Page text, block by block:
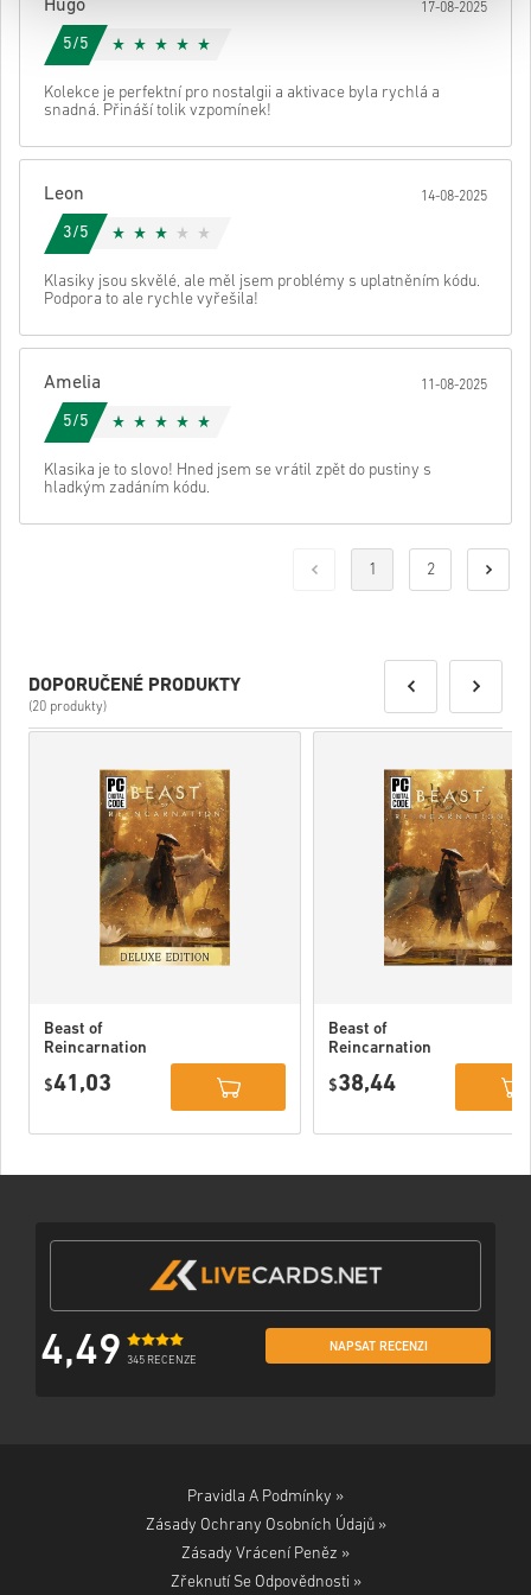
kódu.
Hugo 17-08-2025
5/5
Kolekce je perfektní pro nostalgii a aktivace byla rychlá a
snadná. Přináší tolik vzpomínek!
Leon 14-08-2025
3/5
Klasiky jsou skvělé, ale měl jsem problémy s uplatněním kódu.
Podpora to ale rychle vyřešila!
Amelia 11-08-2025
5/5
Klasika je to slovo! Hned jsem se vrátil zpět do pustiny s
hladkým zadáním kódu.
1 2
DOPORUČENÉ PRODUKTY
(20 produkty)
Beast of
Reincarnation
PC (STEAM)
$41,03
Beast of
Reincarnation
$38,44
4,49 345 RECENZE
NAPSAT RECENZI
Pravidla A Podmínky »
Zásady Ochrany Osobních Údajů »
Zásady Vrácení Peněz »
Zřeknutí Se Odpovědnosti »